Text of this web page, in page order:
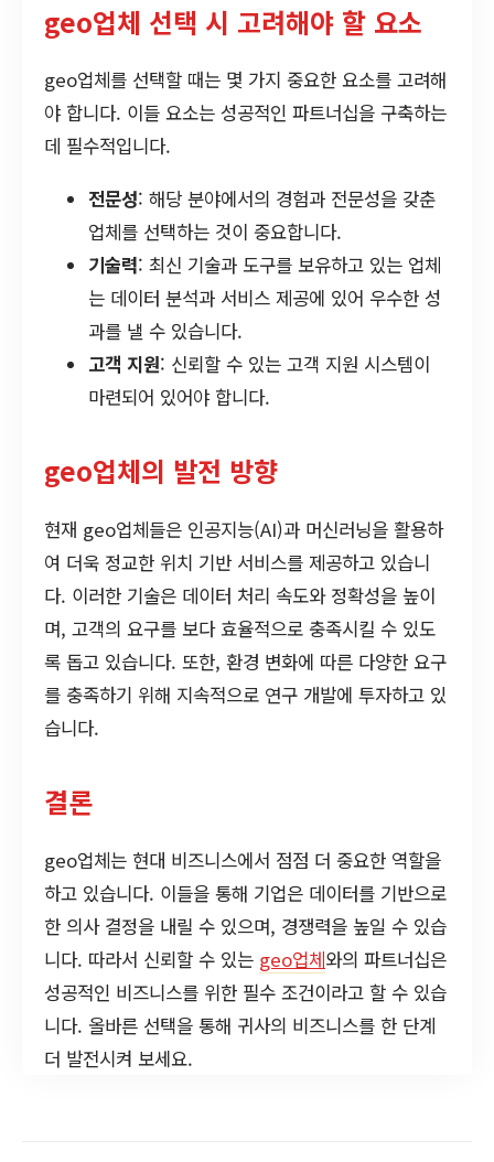
geo업체 선택 시 고려해야 할 요소
geo업체를 선택할 때는 몇 가지 중요한 요소를 고려해
야 합니다. 이들 요소는 성공적인 파트너십을 구축하는
데 필수적입니다.
전문성: 해당 분야에서의 경험과 전문성을 갖춘
업체를 선택하는 것이 중요합니다.
기술력: 최신 기술과 도구를 보유하고 있는 업체
는 데이터 분석과 서비스 제공에 있어 우수한 성
과를 낼 수 있습니다.
고객 지원: 신뢰할 수 있는 고객 지원 시스템이
마련되어 있어야 합니다.
geo업체의 발전 방향
현재 geo업체들은 인공지능(AI)과 머신러닝을 활용하
여 더욱 정교한 위치 기반 서비스를 제공하고 있습니
다. 이러한 기술은 데이터 처리 속도와 정확성을 높이
며, 고객의 요구를 보다 효율적으로 충족시킬 수 있도
록 돕고 있습니다. 또한, 환경 변화에 따른 다양한 요구
를 충족하기 위해 지속적으로 연구 개발에 투자하고 있
습니다.
결론
geo업체는 현대 비즈니스에서 점점 더 중요한 역할을
하고 있습니다. 이들을 통해 기업은 데이터를 기반으로
한 의사 결정을 내릴 수 있으며, 경쟁력을 높일 수 있습
니다. 따라서 신뢰할 수 있는 geo업체와의 파트너십은
성공적인 비즈니스를 위한 필수 조건이라고 할 수 있습
니다. 올바른 선택을 통해 귀사의 비즈니스를 한 단계
더 발전시켜 보세요.